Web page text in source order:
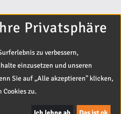
Off The Beaten Track
Privatsphäre
zu verbessern,
einzusetzen und unseren
Sie auf „Alle akzeptieren" klicken,
Cookies zu.